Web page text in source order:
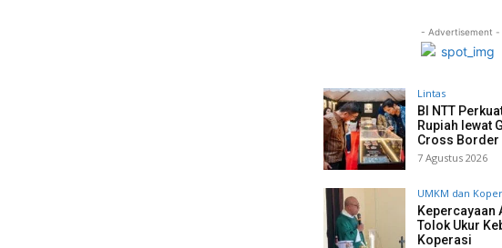
- Advertisement -
Lintas
BI NTT
Rupiah lewat
Cross Border
7 Agustus 2026
UMKM dan
Kepercayaan
Tolok Ukur
Koperasi